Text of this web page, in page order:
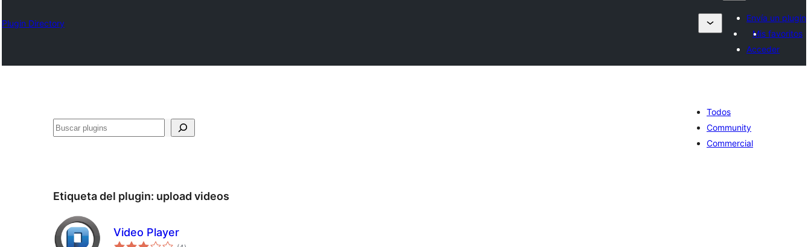
Plugin Directory
Envía un plugin
Mis favoritos
Acceder
Buscar
Todos
Community
Commercial
Etiqueta del plugin: upload videos
Video Player
total